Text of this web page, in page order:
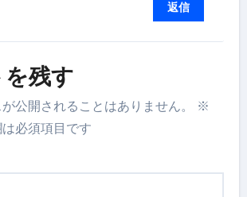
返信
残す
公開されることはありません。
※
必須項目です